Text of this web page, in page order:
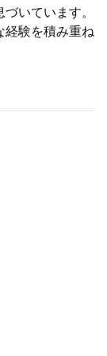
いています。
経験を積み重ね